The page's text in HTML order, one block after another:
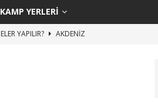
KAMP YERLERI
YAPILIR?
AKDENIZ